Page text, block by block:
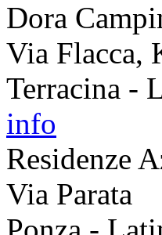
Dora
Via Flacca,
Terracina -
info
Residenze
Via Parata